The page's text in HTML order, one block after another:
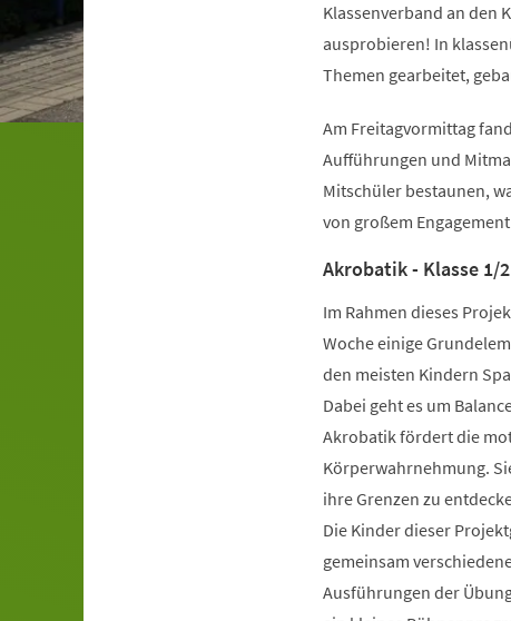
Klassenverband an den
ausprobieren! In
Themen gearbeitet,
Am Freitagvormittag
Aufführungen und
Mitschüler bestaunen,
von großem
Akrobatik - Klasse 1/2
Im Rahmen dieses
Woche einige
den meisten Kindern
Dabei geht es um
Akrobatik fördert die
Körperwahrnehmung.
ihre Grenzen zu
Die Kinder dieser
gemeinsam
Ausführungen der